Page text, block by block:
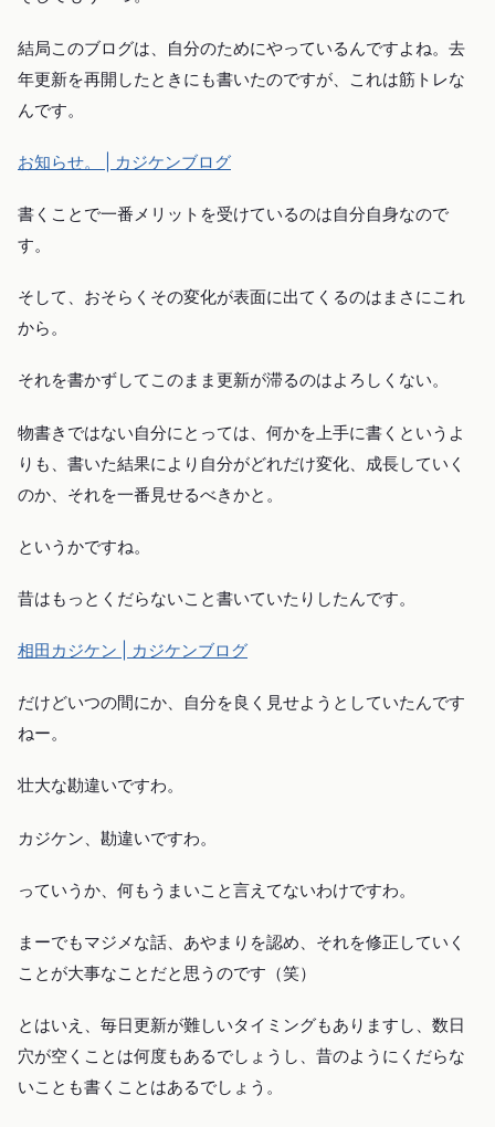
結局このブログは、自分のためにやっているんですよね。去
年更新を再開したときにも書いたのですが、これは筋トレな
んです。
お知らせ。 | カジケンブログ
書くことで一番メリットを受けているのは自分自身なので
す。
そして、おそらくその変化が表面に出てくるのはまさにこれ
から。
それを書かずしてこのまま更新が滞るのはよろしくない。
物書きではない自分にとっては、何かを上手に書くというよ
りも、書いた結果により自分がどれだけ変化、成長していく
のか、それを一番見せるべきかと。
というかですね。
昔はもっとくだらないこと書いていたりしたんです。
相田カジケン | カジケンブログ
だけどいつの間にか、自分を良く見せようとしていたんです
ねー。
壮大な勘違いですわ。
カジケン、勘違いですわ。
っていうか、何もうまいこと言えてないわけですわ。
まーでもマジメな話、あやまりを認め、それを修正していく
ことが大事なことだと思うのです（笑）
とはいえ、毎日更新が難しいタイミングもありますし、数日
穴が空くことは何度もあるでしょうし、昔のようにくだらな
いことも書くことはあるでしょう。